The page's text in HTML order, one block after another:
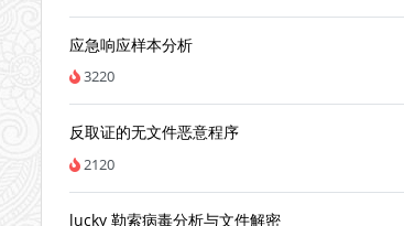
应急响应样本分析
3220
反取证的无文件恶意程序
2120
lucky 勒索病毒分析与文件解密